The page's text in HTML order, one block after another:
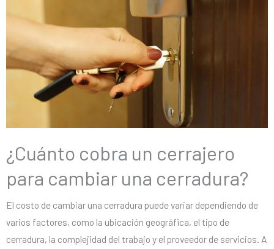
¿Cuánto cobra un cerrajero
para cambiar una cerradura?
El costo de cambiar una cerradura puede variar dependiendo de
varios factores, como la ubicación geográfica, el tipo de
cerradura, la complejidad del trabajo y el proveedor de servicios. A